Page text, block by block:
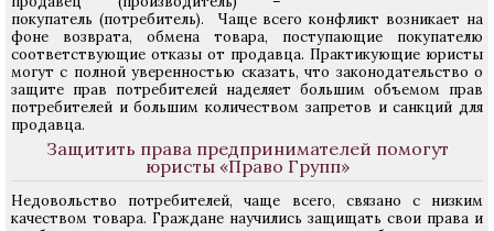
покупатель (потребитель). Чаще всего конфликт возникает на
фоне возврата, обмена товара, поступающие покупателю
соответствующие отказы от продавца. Практикующие юристы
могут с полной уверенностью сказать, что законодательство о
защите прав потребителей наделяет большим объемом прав
потребителей и большим количеством запретов и санкций для
продавца.
Защитить права предпринимателей помогут
юристы «Право Групп»
Недовольство потребителей, чаще всего, связано с низким
качеством товара. Граждане научились защищать свои права и